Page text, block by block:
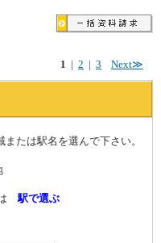
1 | 2 | 3 Next≫
または駅名を選んで下さい。
駅で選ぶ